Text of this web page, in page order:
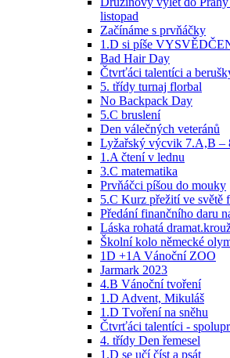
listopad
Začínáme s prvňáčky
1.D si píše
Bad Hair Day
Čtvrťáci talentíci a
5. třídy turnaj florbal
No Backpack Day
5.C bruslení
Den válečných veteránů
Lyžařský výcvik 7.A,B –
1.A čtení v lednu
3.C matematika
Prvňáčci píšou do mouky
5.C Kurz přežití ve světě
Předání finančního daru
Láska rohatá
Školní kolo německé
1D +1A Vánoční ZOO
Jarmark 2023
4.B Vánoční tvoření
1.D Advent, Mikuláš
1.D Tvoření na sněhu
Čtvrťáci talentíci -
4. třídy Den řemesel
1.D se učí číst a psát